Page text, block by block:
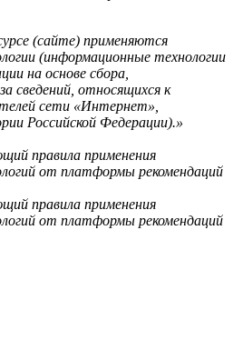
(сайте) применяются
(информационные технологии
на основе сбора,
сведений, относящихся к
сети «Интернет»,
Российской Федерации).»
правила применения
от платформы рекомендаций
правила применения
от платформы рекомендаций